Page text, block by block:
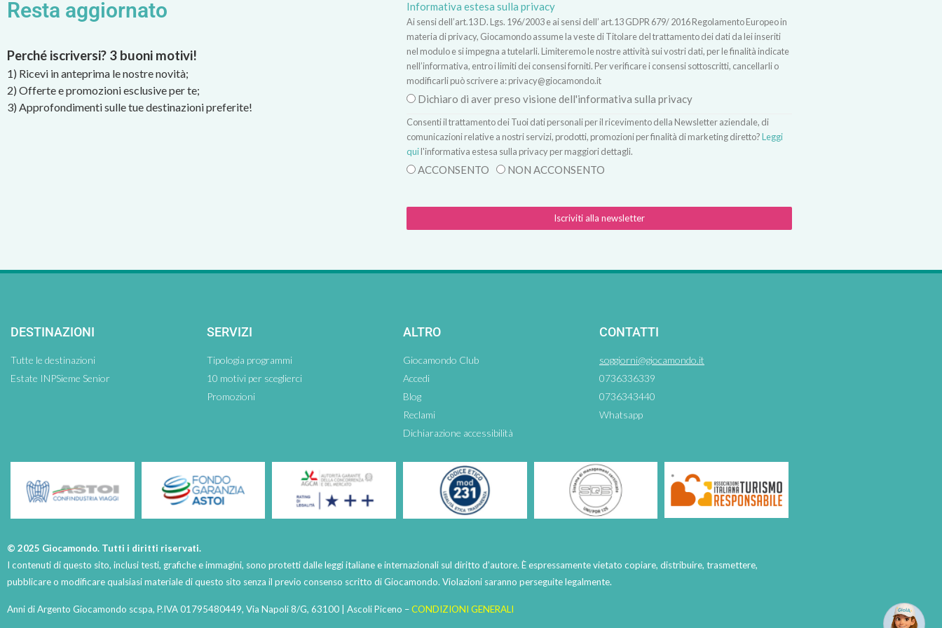
Resta aggiornato
Perché iscriversi? 3 buoni motivi!
1) Ricevi in anteprima le nostre novità;
2) Offerte e promozioni esclusive per te;
3) Approfondimenti sulle tue destinazioni preferite!
Informativa estesa sulla privacy
Ai sensi dell’art.13 D. Lgs. 196/2003 e ai sensi dell’ art.13 GDPR 679/ 2016 Regolamento Europeo in
materia di privacy, Giocamondo assume la veste di Titolare del trattamento dei dati da lei inseriti
nel modulo e si impegna a tutelarli. Limiteremo le nostre attività sui vostri dati, per le finalità indicate
nell’informativa, entro i limiti dei consensi forniti. Per verificare i consensi sottoscritti, cancellarli o
modificarli può scrivere a:privacy@giocamondo.it
Dichiaro di aver preso visione dell'informativa sulla privacy
Consenti il trattamento dei Tuoi dati personali per il ricevimento della Newsletter aziendale, di
comunicazioni relative a nostri servizi, prodotti, promozioni per finalità di marketing diretto?Leggi
quil'informativa estesa sulla privacy per maggiori dettagli.
ACCONSENTO NON ACCONSENTO
Iscriviti alla newsletter
DESTINAZIONI
Tutte le destinazioni
Estate INPSieme Senior
SERVIZI
Tipologia programmi
10 motivi per sceglierci
Promozioni
ALTRO
Giocamondo Club
Accedi
Blog
Reclami
Dichiarazione accessibilità
CONTATTI
soggiorni@giocamondo.it
0736336339
0736343440
Whatsapp
© 2025 Giocamondo. Tutti i diritti riservati.
I contenuti di questo sito, inclusi testi, grafiche e immagini, sono protetti dalle leggi italiane e internazionali sul diritto d’autore. È espressamente vietato copiare, distribuire, trasmettere,
pubblicare o modificare qualsiasi materiale di questo sito senza il previo consenso scritto di Giocamondo. Violazioni saranno perseguite legalmente.
Anni di Argento Giocamondo scspa, P.IVA 01795480449, Via Napoli 8/G, 63100 | Ascoli Piceno –CONDIZIONI GENERALI